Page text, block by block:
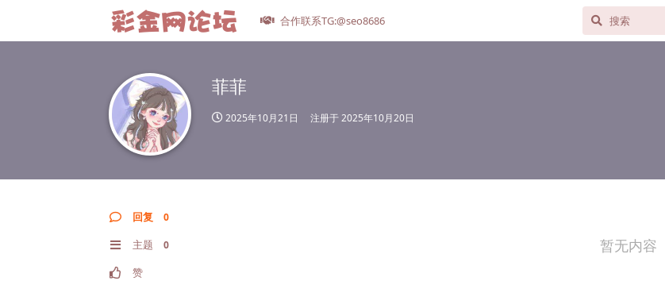
合作联系TG:@seo8686
菲菲
2025年10月21日 注册于2025年10月20日
回复 0
主题 0
赞
暂无内容